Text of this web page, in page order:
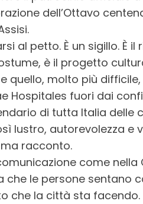
dell’Ottavo
al petto. È un sigillo. È
è il progetto
quello, molto più
Hospitales fuori dai
di tutta Italia delle
lustro, autorevolezza e
racconto.
come nella
le persone sentano
che la città sta